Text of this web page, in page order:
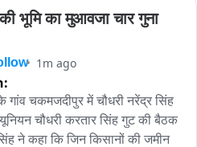
उपस्थित अनेक प्रवासी केवळ
पुढे येऊन महिलेला मदत करण्याचा किंवा
हीदेखील चिंतेची बाब आहे.
व्यक्तीवर तातडीने कठोर
मागणी अंजली दमानिया यांनी केली
हम कछुआ मंदिर से बेतवा नदी का जल
भगवान शिव का जलाभिषेक किया
गई है, हम सब मिलकर जटाशंकर
जा रहे हैं।
भूमि का मुआवजा चार गुना
1m ago
गांव चकमजदीपुर में चौधरी नरेंद्र सिंह
चौधरी करतार सिंह गुट की बैठक
सिंह ने कहा कि जिन किसानों की जमीन